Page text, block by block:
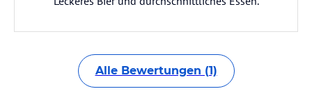
Alle Bewertungen (1)